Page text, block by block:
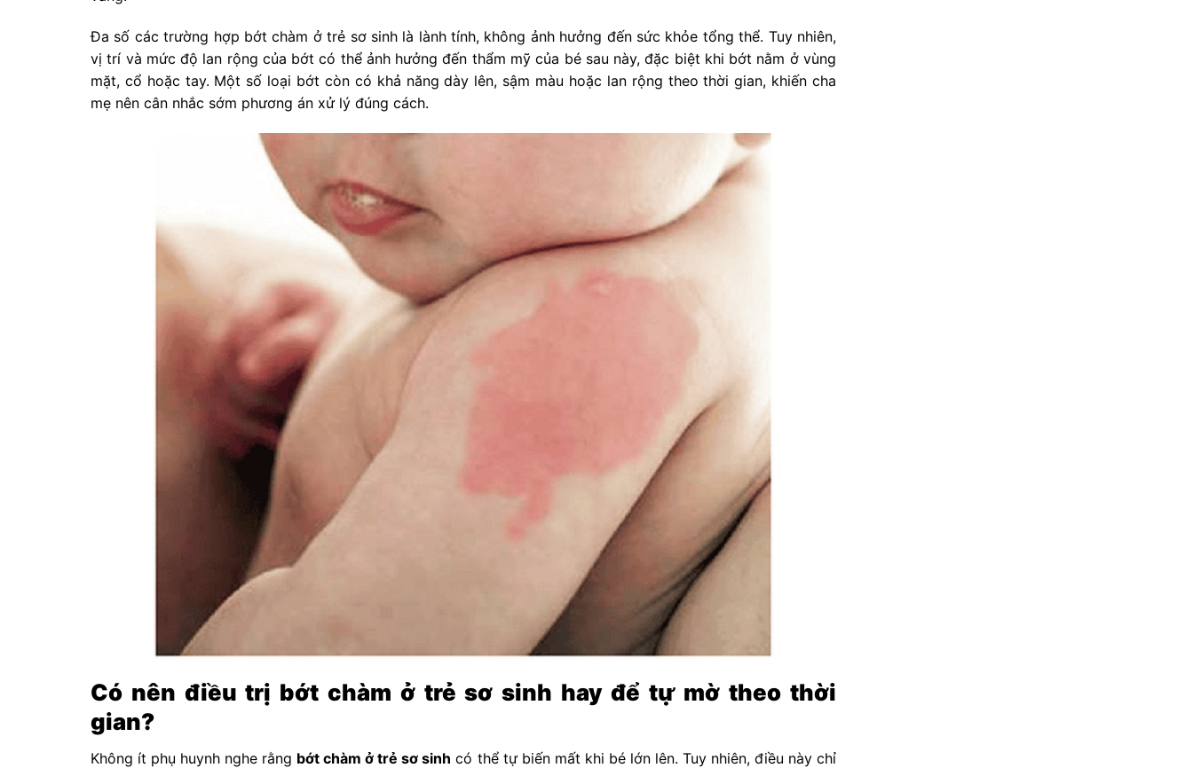
Đa số các trường hợp bớt chàm ở trẻ sơ sinh là lành tính, không ảnh hưởng đến sức khỏe tổng thể. Tuy nhiên,
vị trí và mức độ lan rộng của bớt có thể ảnh hưởng đến thẩm mỹ của bé sau này, đặc biệt khi bớt nằm ở vùng
mặt, cổ hoặc tay. Một số loại bớt còn có khả năng dày lên, sậm màu hoặc lan rộng theo thời gian, khiến cha
mẹ nên cân nhắc sớm phương án xử lý đúng cách.
Có nên điều trị bớt chàm ở trẻ sơ sinh hay để tự mờ theo thời
gian?
Không ít phụ huynh nghe rằng bớt chàm ở trẻ sơ sinh có thể tự biến mất khi bé lớn lên. Tuy nhiên, điều này chỉ